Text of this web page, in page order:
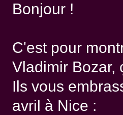
Bonjour !
C'est pour
Vladimir Bozar,
Ils vous
avril à Nice :